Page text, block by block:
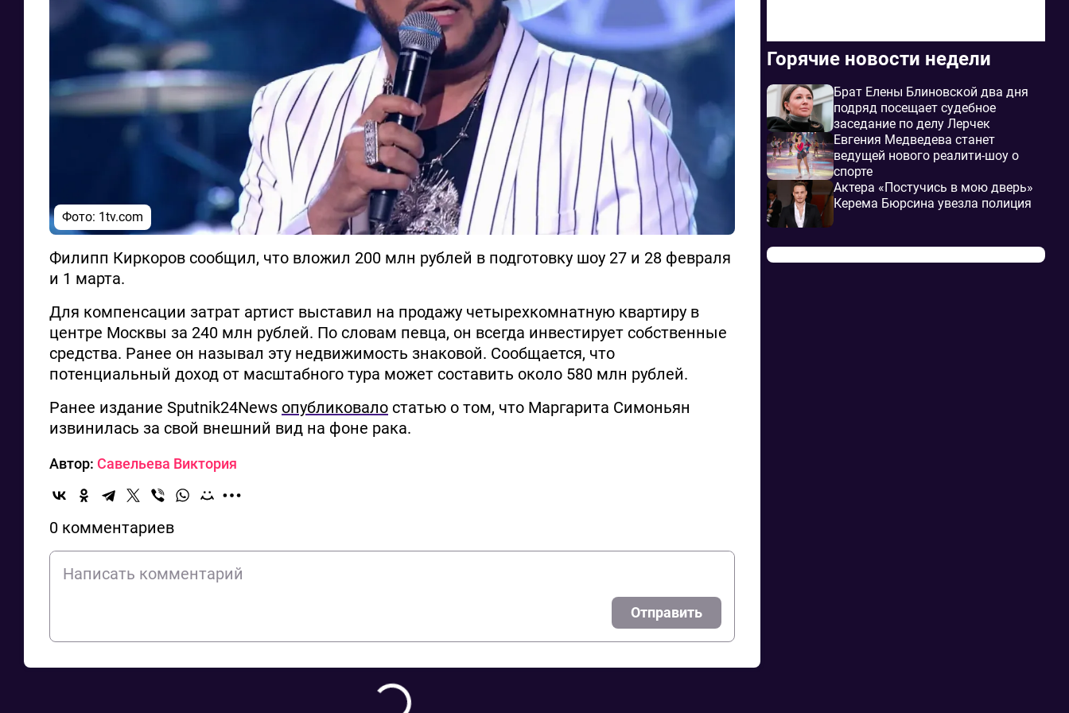
Фото: 1tv.com
Филипп Киркоров сообщил, что вложил 200 млн рублей в подготовку шоу 27 и 28 февраля
и 1 марта.
Для компенсации затрат артист выставил на продажу четырехкомнатную квартиру в
центре Москвы за 240 млн рублей. По словам певца, он всегда инвестирует собственные
средства. Ранее он называл эту недвижимость знаковой. Сообщается, что
потенциальный доход от масштабного тура может составить около 580 млн рублей.
Ранее издание Sputnik24News опубликовало статью о том, что Маргарита Симоньян
извинилась за свой внешний вид на фоне рака.
Автор: Савельева Виктория
0 комментариев
Отправить
Горячие новости недели
Брат Елены Блиновской два дня
подряд посещает судебное
заседание по делу Лерчек
Евгения Медведева станет
ведущей нового реалити-шоу о
спорте
Актера «Постучись в мою дверь»
Керема Бюрсина увезла полиция